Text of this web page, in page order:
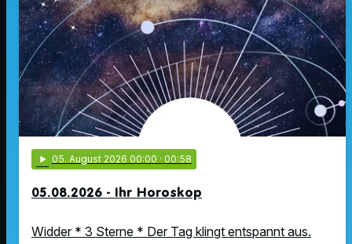
play_arrow 05. August 2026 00:00 · 00:58
05.08.2026 - Ihr Horoskop
Widder * 3 Sterne * Der Tag klingt entspannt aus.